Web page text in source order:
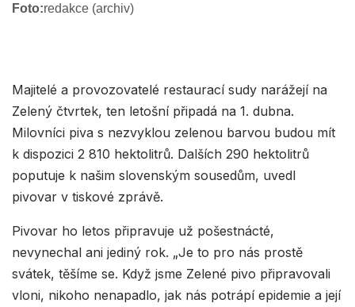
Foto:redakce (archiv)
Majitelé a provozovatelé restaurací sudy narážejí na
Zelený čtvrtek, ten letošní připadá na 1. dubna.
Milovníci piva s nezvyklou zelenou barvou budou mít
k dispozici 2 810 hektolitrů. Dalších 290 hektolitrů
poputuje k našim slovenským sousedům, uvedl
pivovar v tiskové zprávě.
Pivovar ho letos připravuje už pošestnácté,
nevynechal ani jediný rok. „Je to pro nás prostě
svátek, těšíme se. Když jsme Zelené pivo připravovali
vloni, nikoho nenapadlo, jak nás potrápí epidemie a její